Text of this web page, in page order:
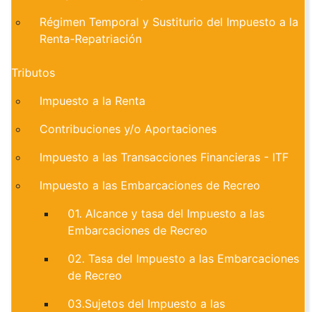
Régimen Temporal y Sustiturio del Impuesto a la
Renta-Repatriación
Tributos
Impuesto a la Renta
Contribuciones y/o Aportaciones
Impuesto a las Transacciones Financieras - ITF
Impuesto a las Embarcaciones de Recreo
01. Alcance y tasa del Impuesto a las
Embarcaciones de Recreo
02. Tasa del Impuesto a las Embarcaciones
de Recreo
03.Sujetos del Impuesto a las